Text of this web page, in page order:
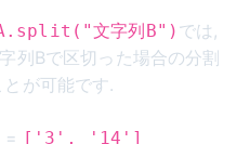
A.split("文字列B") では,
列Bで区切った場合の分割
が可能です.
= ['3', '14']